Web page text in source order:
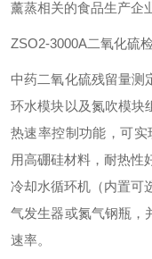
薰蒸相关的食品生产企
ZSO2-3000A二氧化硫
中药二氧化硫残留量测
环水模块以及氮吹模块
热速率控制功能，可
用高硼硅材料，耐热性
冷却水循环机（内置可
气发生器或氮气钢瓶，
速率。